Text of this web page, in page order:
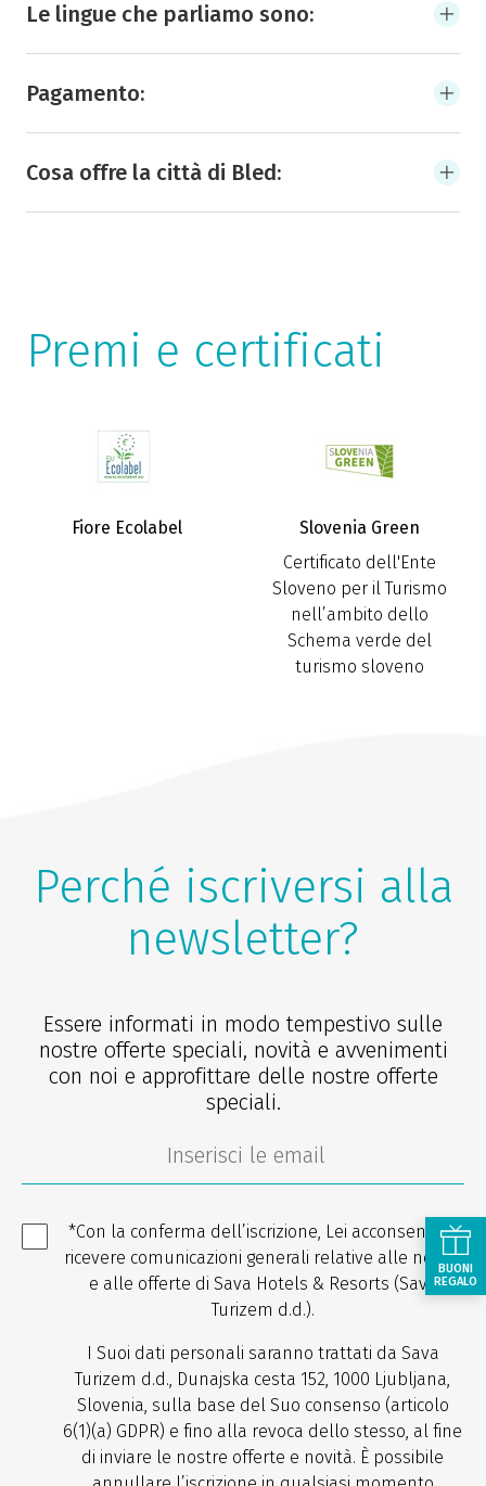
Le lingue che parliamo sono:
Pagamento:
Cosa offre la città di Bled:
Premi e certificati
Fiore Ecolabel
Slovenia Green
Certificato dell'Ente
Sloveno per il Turismo
nell’ambito dello
Schema verde del
turismo sloveno
Perché iscriversi alla
newsletter?
Essere informati in modo tempestivo sulle
nostre offerte speciali, novità e avvenimenti
con noi e approfittare delle nostre offerte
speciali.
*Con la conferma dell’iscrizione, Lei acconsente a
ricevere comunicazioni generali relative alle novità
e alle offerte di Sava Hotels & Resorts (Sava
Turizem d.d.).
I Suoi dati personali saranno trattati da Sava
Turizem d.d., Dunajska cesta 152, 1000 Ljubljana,
Slovenia, sulla base del Suo consenso (articolo
6(1)(a) GDPR) e fino alla revoca dello stesso, al fine
di inviare le nostre offerte e novità. È possibile
BUONI
REGALO